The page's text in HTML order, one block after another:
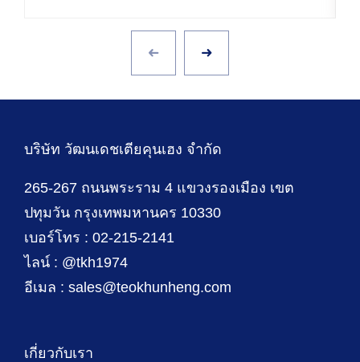
บริษัท วัฒนเดชเตียคุนเฮง จำกัด
265-267 ถนนพระราม 4 แขวงรองเมือง เขต
ปทุมวัน กรุงเทพมหานคร 10330
เบอร์โทร : 02-215-2141
ไลน์ : @tkh1974
อีเมล : sales@teokhunheng.com
เกี่ยวกับเรา